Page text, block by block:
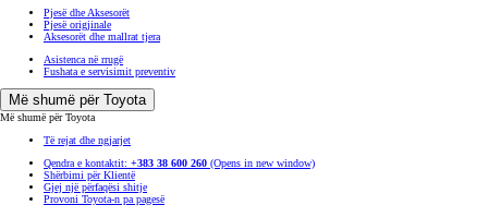
Pjesë dhe Aksesorët
Pjesë origjinale
Aksesorët dhe mallrat tjera
Asistenca në rrugë
Fushata e servisimit preventiv
Më shumë për Toyota
Më shumë për Toyota
Të rejat dhe ngjarjet
Qendra e kontaktit: +383 38 600 260 (Opens in new window)
Shërbimi për Klientë
Gjej një përfaqësi shitje
Provoni Toyota-n pa pagesë